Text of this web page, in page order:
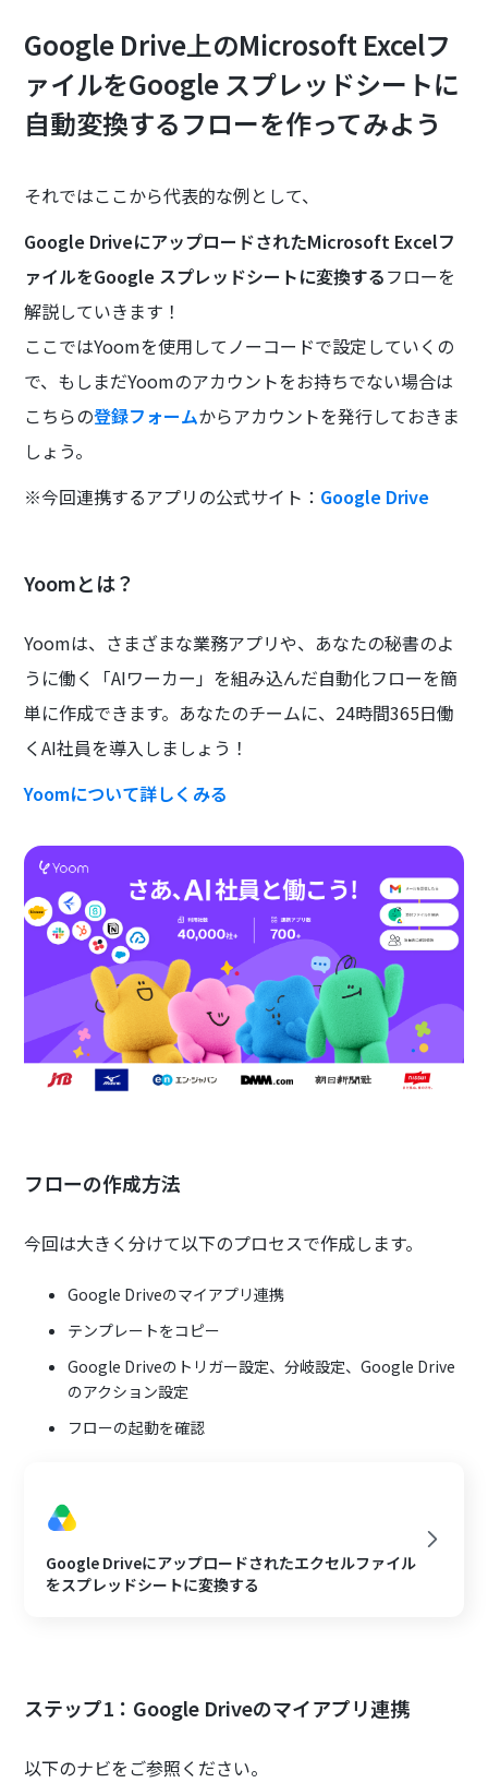
Google Drive上のMicrosoft Excelフ
ァイルをGoogle スプレッドシートに
自動変換するフローを作ってみよう
それではここから代表的な例として、
Google DriveにアップロードされたMicrosoft Excelフ
ァイルをGoogle スプレッドシートに変換するフローを
解説していきます！
ここではYoomを使用してノーコードで設定していくの
で、もしまだYoomのアカウントをお持ちでない場合は
こちらの登録フォームからアカウントを発行しておきま
しょう。
※今回連携するアプリの公式サイト： Google Drive
Yoomとは？
Yoomは、さまざまな業務アプリや、あなたの秘書のよ
うに働く「AIワーカー」を組み込んだ自動化フローを簡
単に作成できます。あなたのチームに、24時間365日働
くAI社員を導入しましょう！
Yoomについて詳しくみる
フローの作成方法
今回は大きく分けて以下のプロセスで作成します。
Google Driveのマイアプリ連携
テンプレートをコピー
Google Driveのトリガー設定、分岐設定、Google Drive
のアクション設定
フローの起動を確認
Google Driveにアップロードされたエクセルファイル
をスプレッドシートに変換する
ステップ1：Google Driveのマイアプリ連携
以下のナビをご参照ください。